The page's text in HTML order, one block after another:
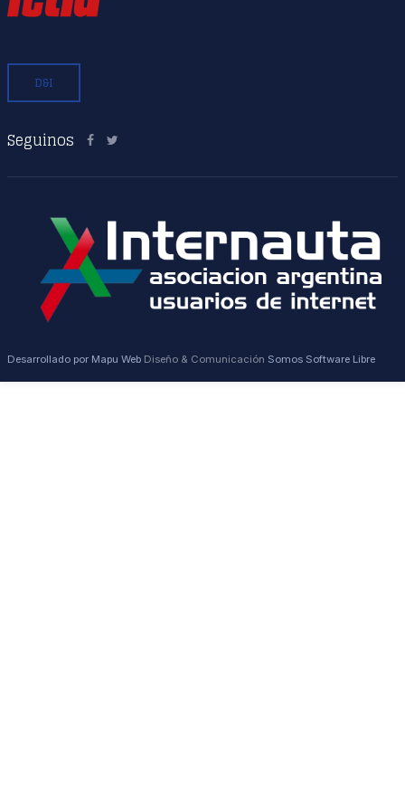
D&I
Seguinos
Desarrollado por Mapu WebDiseño & Comunicación Somos Software Libre